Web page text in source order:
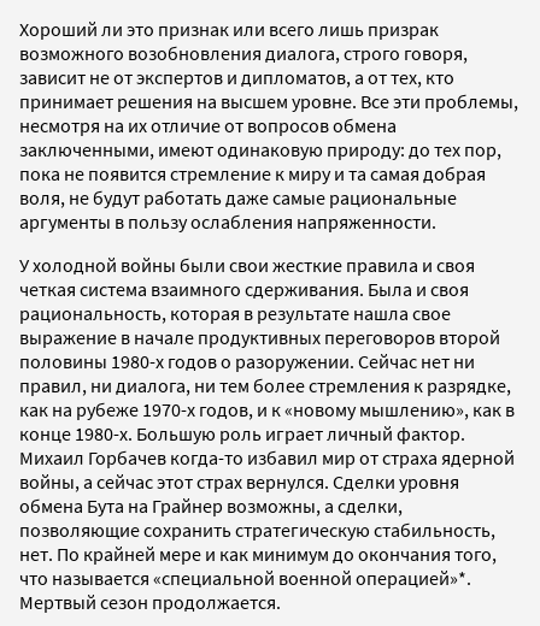
Хороший ли это признак или всего лишь призрак
возможного возобновления диалога, строго говоря,
зависит не от экспертов и дипломатов, а от тех, кто
принимает решения на высшем уровне. Все эти проблемы,
несмотря на их отличие от вопросов обмена
заключенными, имеют одинаковую природу: до тех пор,
пока не появится стремление к миру и та самая добрая
воля, не будут работать даже самые рациональные
аргументы в пользу ослабления напряженности.
У холодной войны были свои жесткие правила и своя
четкая система взаимного сдерживания. Была и своя
рациональность, которая в результате нашла свое
выражение в начале продуктивных переговоров второй
половины 1980-х годов о разоружении. Сейчас нет ни
правил, ни диалога, ни тем более стремления к разрядке,
как на рубеже 1970-х годов, и к «новому мышлению», как в
конце 1980-х. Большую роль играет личный фактор.
Михаил Горбачев когда-то избавил мир от страха ядерной
войны, а сейчас этот страх вернулся. Сделки уровня
обмена Бута на Грайнер возможны, а сделки,
позволяющие сохранить стратегическую стабильность,
нет. По крайней мере и как минимум до окончания того,
что называется «специальной военной операцией»*.
Мертвый сезон продолжается.